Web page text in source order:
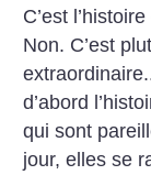
C’est
Non. C’est
d’abord
qui sont
jour, elles se